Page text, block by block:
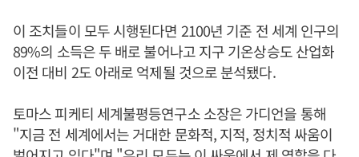
이 조치들이 모두 시행된다면 2100년 기준 전 세계 인구의
89%의 소득은 두 배로 불어나고 지구 기온상승도 산업화
이전 대비 2도 아래로 억제될 것으로 분석됐다.
토마스 피케티 세계불평등연구소 소장은 가디언을 통해
"지금 전 세계에서는 거대한 문화적, 지적, 정치적 싸움이